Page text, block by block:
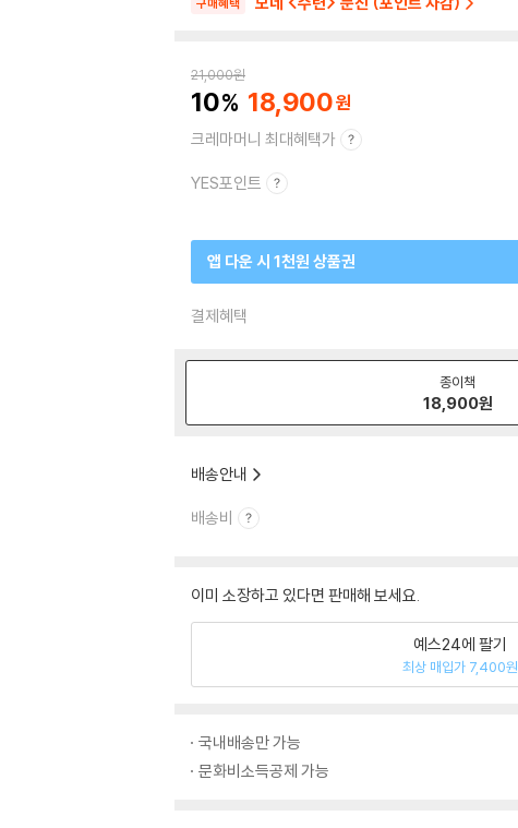
구매혜택
21,000원
10 18,900
크레마머니 최대혜택가
YES포인트
앱 다운 시 1천원 상품권
결제혜택
종이책
18,900원
배송안내
배송비
이미 소장하고 있다면 판매해 보세요.
예스24에 팔기
최상 매입가 7,400원
국내배송만 가능
문화비소득공제 가능